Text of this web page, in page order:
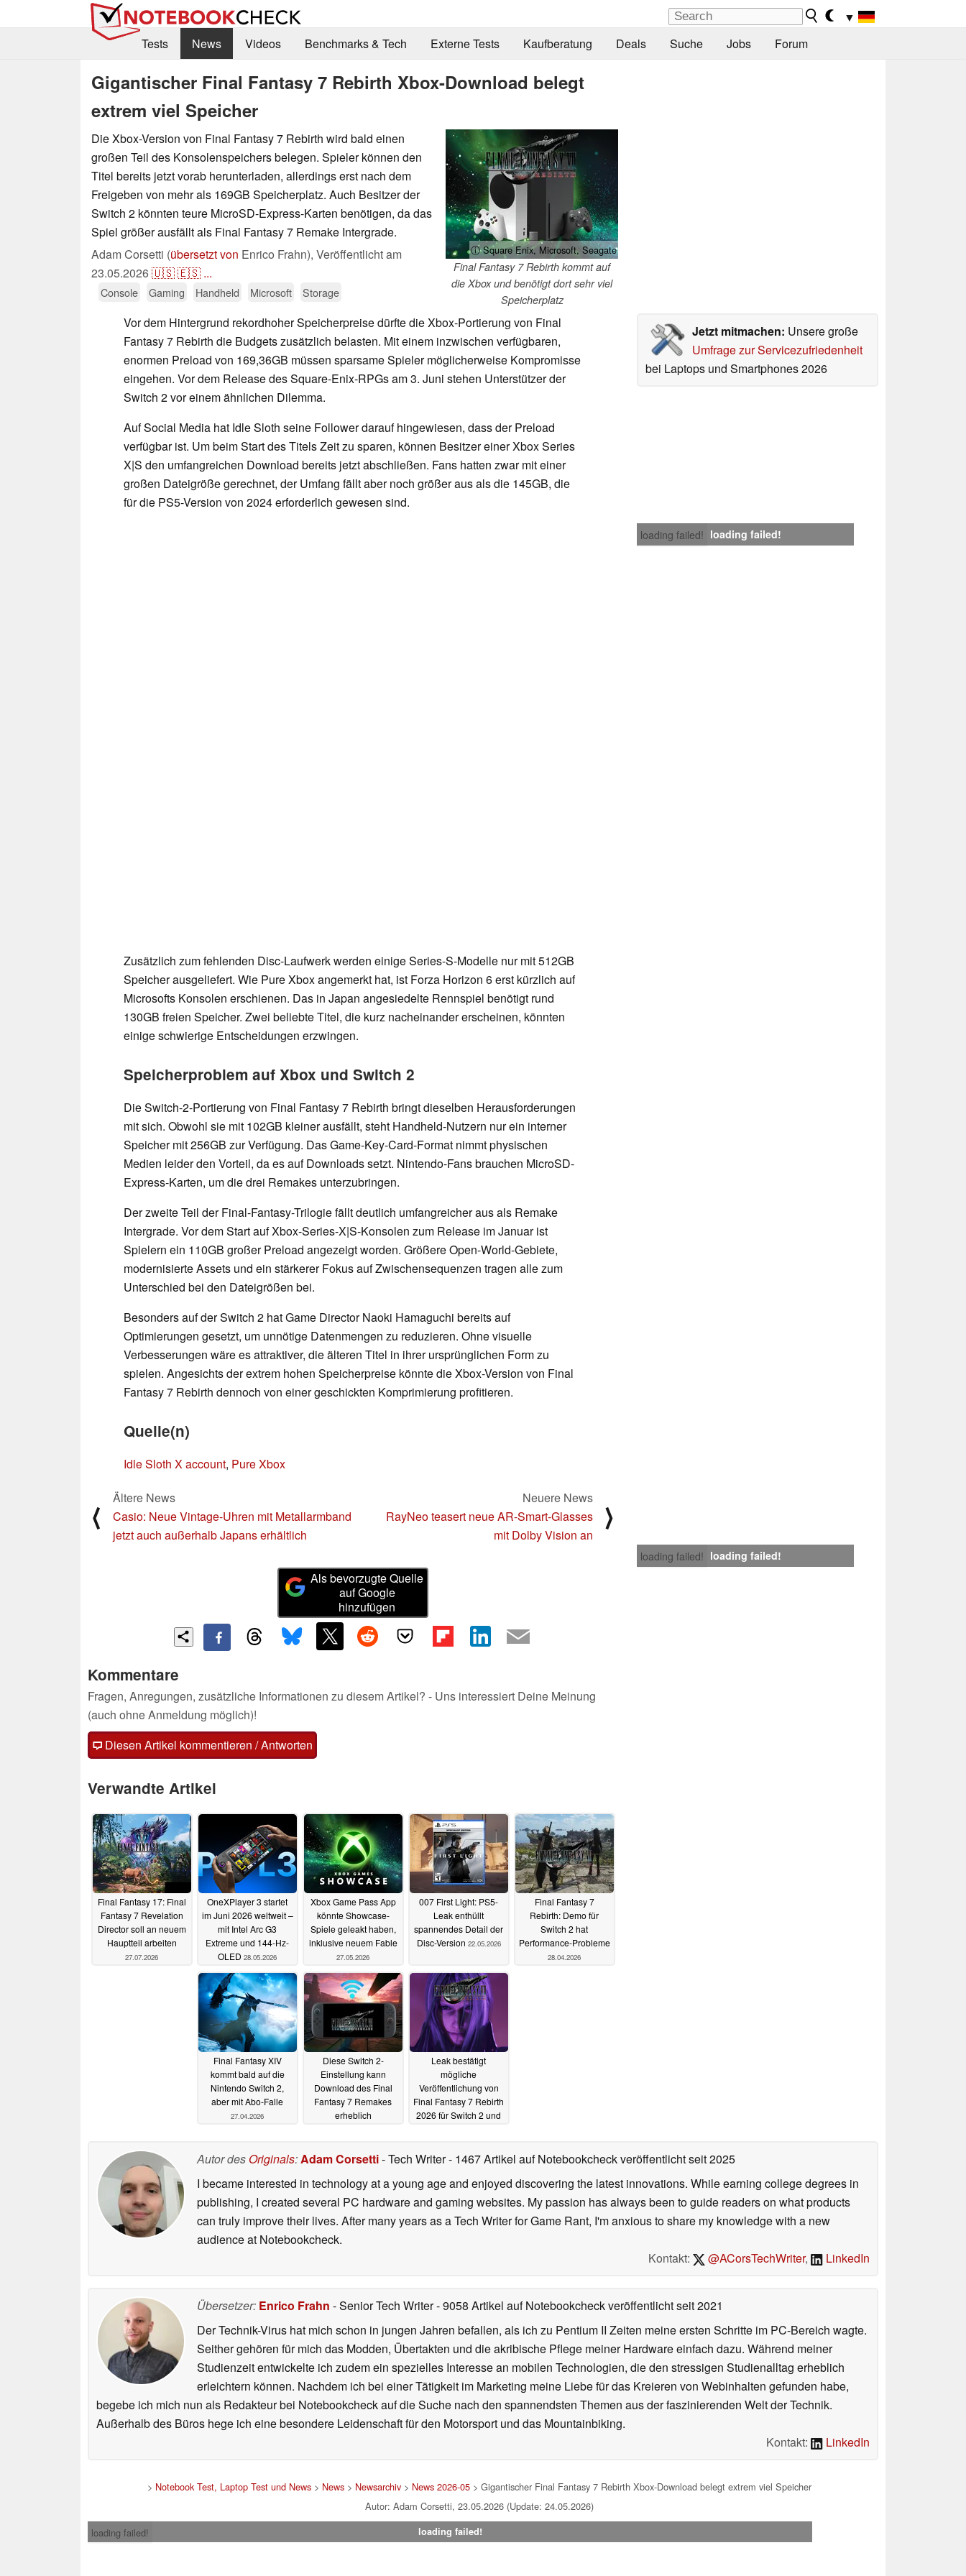
▼
Tests
News Videos Benchmarks & Tech Externe Tests Kaufberatung Deals Suche Jobs Forum
Gigantischer Final Fantasy 7 Rebirth Xbox-Download belegt
extrem viel Speicher
ⓘ Square Enix, Microsoft, Seagate
Final Fantasy 7 Rebirth kommt auf
die Xbox und benötigt dort sehr viel
Speicherplatz
Die Xbox-Version von Final Fantasy 7 Rebirth wird bald einen
großen Teil des Konsolenspeichers belegen. Spieler können den
Titel bereits jetzt vorab herunterladen, allerdings erst nach dem
Freigeben von mehr als 169GB Speicherplatz. Auch Besitzer der
Switch 2 könnten teure MicroSD-Express-Karten benötigen, da das
Spiel größer ausfällt als Final Fantasy 7 Remake Intergrade.
Adam Corsetti (übersetzt von Enrico Frahn), Veröffentlicht am
23.05.2026🇺🇸🇪🇸 ...
Console Gaming Handheld Microsoft Storage
Jetzt mitmachen: Unsere große
Umfrage zur Servicezufriedenheit
bei Laptops und Smartphones 2026
Vor dem Hintergrund rekordhoher Speicherpreise dürfte die Xbox-Portierung von Final
Fantasy 7 Rebirth die Budgets zusätzlich belasten. Mit einem inzwischen verfügbaren,
enormen Preload von 169,36GB müssen sparsame Spieler möglicherweise Kompromisse
eingehen. Vor dem Release des Square-Enix-RPGs am 3. Juni stehen Unterstützer der
Switch 2 vor einem ähnlichen Dilemma.
Auf Social Media hat Idle Sloth seine Follower darauf hingewiesen, dass der Preload
verfügbar ist. Um beim Start des Titels Zeit zu sparen, können Besitzer einer Xbox Series
X|S den umfangreichen Download bereits jetzt abschließen. Fans hatten zwar mit einer
großen Dateigröße gerechnet, der Umfang fällt aber noch größer aus als die 145GB, die
für die PS5-Version von 2024 erforderlich gewesen sind.
loading failed! loading failed!
Zusätzlich zum fehlenden Disc-Laufwerk werden einige Series-S-Modelle nur mit 512GB
Speicher ausgeliefert. Wie Pure Xbox angemerkt hat, ist Forza Horizon 6 erst kürzlich auf
Microsofts Konsolen erschienen. Das in Japan angesiedelte Rennspiel benötigt rund
130GB freien Speicher. Zwei beliebte Titel, die kurz nacheinander erscheinen, könnten
einige schwierige Entscheidungen erzwingen.
Speicherproblem auf Xbox und Switch 2
Die Switch-2-Portierung von Final Fantasy 7 Rebirth bringt dieselben Herausforderungen
mit sich. Obwohl sie mit 102GB kleiner ausfällt, steht Handheld-Nutzern nur ein interner
Speicher mit 256GB zur Verfügung. Das Game-Key-Card-Format nimmt physischen
Medien leider den Vorteil, da es auf Downloads setzt. Nintendo-Fans brauchen MicroSD-
Express-Karten, um die drei Remakes unterzubringen.
Der zweite Teil der Final-Fantasy-Trilogie fällt deutlich umfangreicher aus als Remake
Intergrade. Vor dem Start auf Xbox-Series-X|S-Konsolen zum Release im Januar ist
Spielern ein 110GB großer Preload angezeigt worden. Größere Open-World-Gebiete,
modernisierte Assets und ein stärkerer Fokus auf Zwischensequenzen tragen alle zum
Unterschied bei den Dateigrößen bei.
Besonders auf der Switch 2 hat Game Director Naoki Hamaguchi bereits auf
Optimierungen gesetzt, um unnötige Datenmengen zu reduzieren. Ohne visuelle
Verbesserungen wäre es attraktiver, die älteren Titel in ihrer ursprünglichen Form zu
spielen. Angesichts der extrem hohen Speicherpreise könnte die Xbox-Version von Final
Fantasy 7 Rebirth dennoch von einer geschickten Komprimierung profitieren.
Quelle(n)
Idle Sloth X account, Pure Xbox
⟨
Ältere News
Casio: Neue Vintage-Uhren mit Metallarmband
jetzt auch außerhalb Japans erhältlich
Neuere News
RayNeo teasert neue AR-Smart-Glasses
mit Dolby Vision an
⟩
loading failed! loading failed!
Als bevorzugte Quelle
auf Google
hinzufügen
Kommentare
Fragen, Anregungen, zusätzliche Informationen zu diesem Artikel? - Uns interessiert Deine Meinung
(auch ohne Anmeldung möglich)!
Diesen Artikel kommentieren / Antworten
Verwandte Artikel
Final Fantasy 17: Final
Fantasy 7 Revelation
Director soll an neuem
Hauptteil arbeiten
27.07.2026
OneXPlayer 3 startet
im Juni 2026 weltweit –
mit Intel Arc G3
Extreme und 144-Hz-
OLED 28.05.2026
Xbox Game Pass App
könnte Showcase-
Spiele geleakt haben,
inklusive neuem Fable
27.05.2026
007 First Light: PS5-
Leak enthüllt
spannendes Detail der
Disc-Version 22.05.2026
Final Fantasy 7
Rebirth: Demo für
Switch 2 hat
Performance-Probleme
28.04.2026
Final Fantasy XIV
kommt bald auf die
Nintendo Switch 2,
aber mit Abo-Falle
27.04.2026
Diese Switch 2-
Einstellung kann
Download des Final
Fantasy 7 Remakes
erheblich
Leak bestätigt
mögliche
Veröffentlichung von
Final Fantasy 7 Rebirth
2026 für Switch 2 und
Autor des Originals:Adam Corsetti- Tech Writer- 1467 Artikel auf Notebookcheck veröffentlichtseit 2025
I became interested in technology at a young age and enjoyed discovering the latest innovations. While earning college degrees in
publishing, I created several PC hardware and gaming websites. My passion has always been to guide readers on what products
can truly improve their lives. After many years as a Tech Writer for Game Rant, I'm anxious to share my knowledge with a new
audience at Notebookcheck.
Kontakt:
@ACorsTechWriter, LinkedIn
Übersetzer: Enrico Frahn - Senior Tech Writer- 9058 Artikel auf Notebookcheck veröffentlichtseit 2021
Der Technik-Virus hat mich schon in jungen Jahren befallen, als ich zu Pentium II Zeiten meine ersten Schritte im PC-Bereich wagte.
Seither gehören für mich das Modden, Übertakten und die akribische Pflege meiner Hardware einfach dazu. Während meiner
Studienzeit entwickelte ich zudem ein spezielles Interesse an mobilen Technologien, die den stressigen Studienalltag erheblich
erleichtern können. Nachdem ich bei einer Tätigkeit im Marketing meine Liebe für das Kreieren von Webinhalten gefunden habe,
begebe ich mich nun als Redakteur bei Notebookcheck auf die Suche nach den spannendsten Themen aus der faszinierenden Welt der Technik.
Außerhalb des Büros hege ich eine besondere Leidenschaft für den Motorsport und das Mountainbiking.
Kontakt:
LinkedIn
> Notebook Test, Laptop Test und News > News > Newsarchiv > News 2026-05 > Gigantischer Final Fantasy 7 Rebirth Xbox-Download belegt extrem viel Speicher
Autor: Adam Corsetti, 23.05.2026 (Update: 24.05.2026)
loading failed!
loading failed!